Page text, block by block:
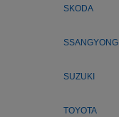
SKODA
SSANGYONG
SUZUKI
TOYOTA